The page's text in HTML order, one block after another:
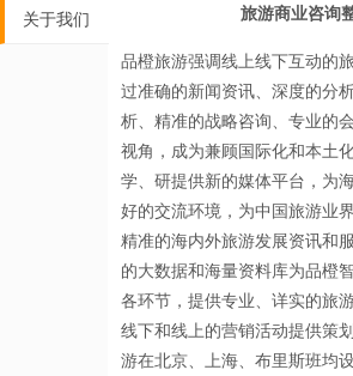
关于我们
旅游商业咨询
品橙旅游强调线上线下互动的
过准确的新闻资讯、深度的分
析、精准的战略咨询、专业的
视角，成为兼顾国际化和本土
学、研提供新的媒体平台，为
好的交流环境，为中国旅游业
精准的海内外旅游发展资讯和
的大数据和海量资料库为品橙
各环节，提供专业、详实的旅
线下和线上的营销活动提供策
游在北京、上海、布里斯班均